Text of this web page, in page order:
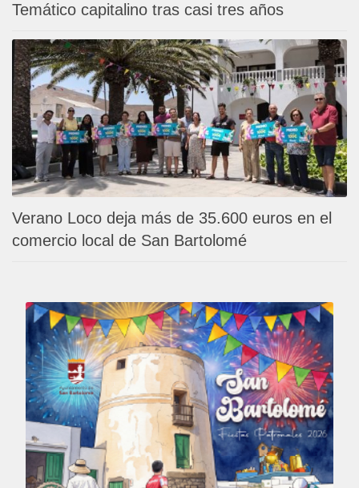
Temático capitalino tras casi tres años
Verano Loco deja más de 35.600 euros en el
comercio local de San Bartolomé